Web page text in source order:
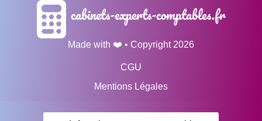
cabinets-experts-comptables.fr
Made with ❤️ • Copyright 2026
CGU
Mentions Légales